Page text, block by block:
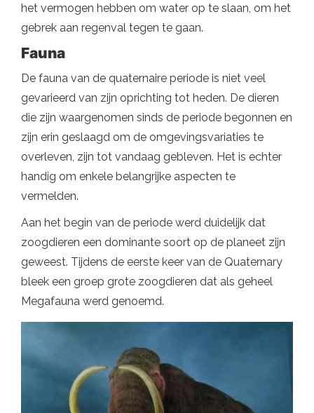
het vermogen hebben om water op te slaan, om het
gebrek aan regenval tegen te gaan.
Fauna
De fauna van de quaternaire periode is niet veel
gevarieerd van zijn oprichting tot heden. De dieren
die zijn waargenomen sinds de periode begonnen en
zijn erin geslaagd om de omgevingsvariaties te
overleven, zijn tot vandaag gebleven. Het is echter
handig om enkele belangrijke aspecten te
vermelden.
Aan het begin van de periode werd duidelijk dat
zoogdieren een dominante soort op de planeet zijn
geweest. Tijdens de eerste keer van de Quaternary
bleek een groep grote zoogdieren dat als geheel
Megafauna werd genoemd.